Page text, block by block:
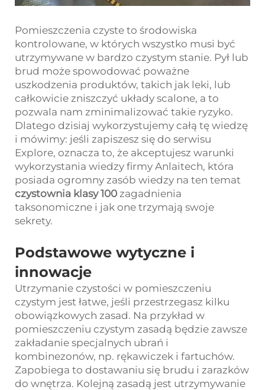
Pomieszczenia czyste to środowiska
kontrolowane, w których wszystko musi być
utrzymywane w bardzo czystym stanie. Pył lub
brud może spowodować poważne
uszkodzenia produktów, takich jak leki, lub
całkowicie zniszczyć układy scalone, a to
pozwala nam zminimalizować takie ryzyko.
Dlatego dzisiaj wykorzystujemy całą tę wiedzę
i mówimy: jeśli zapiszesz się do serwisu
Explore, oznacza to, że akceptujesz warunki
wykorzystania wiedzy firmy Anlaitech, która
posiada ogromny zasób wiedzy na ten temat
czystownia klasy 100 zagadnienia
taksonomiczne i jak one trzymają swoje
sekrety.
Podstawowe wytyczne i
innowacje
Utrzymanie czystości w pomieszczeniu
czystym jest łatwe, jeśli przestrzegasz kilku
obowiązkowych zasad. Na przykład w
pomieszczeniu czystym zasadą będzie zawsze
zakładanie specjalnych ubrań i
kombinezonów, np. rękawiczek i fartuchów.
Zapobiega to dostawaniu się brudu i zarazków
do wnętrza. Kolejną zasadą jest utrzymywanie